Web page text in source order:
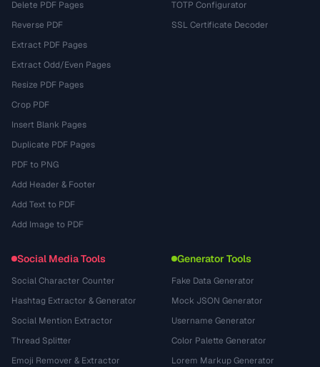
Delete PDF Pages
Reverse PDF
Extract PDF Pages
Extract Odd/Even Pages
Resize PDF Pages
Crop PDF
Insert Blank Pages
Duplicate PDF Pages
PDF to PNG
Add Header & Footer
Add Text to PDF
Add Image to PDF
TOTP Configurator
SSL Certificate Decoder
Social Media Tools
Social Character Counter
Hashtag Extractor & Generator
Social Mention Extractor
Thread Splitter
Emoji Remover & Extractor
Generator Tools
Fake Data Generator
Mock JSON Generator
Username Generator
Color Palette Generator
Lorem Markup Generator